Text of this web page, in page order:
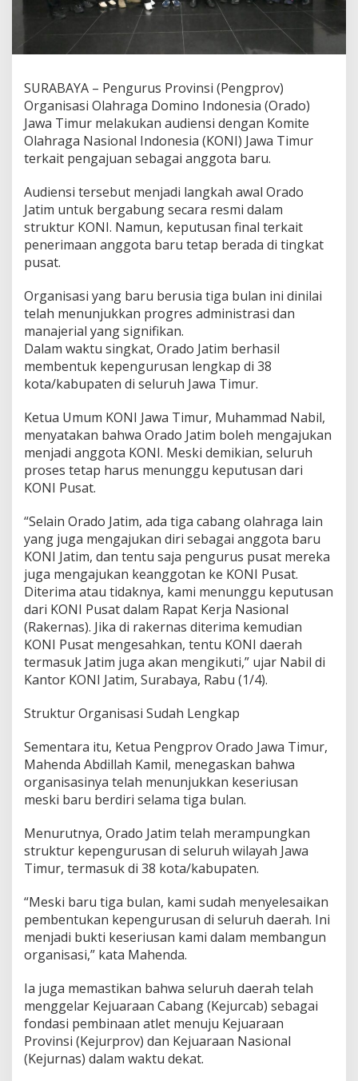
o
J
t
P
e
r
c
a
y
D
i
r
i
A
k
a
n
K
e
a
n
g
o
t
a
a
N
I
SURABAYA – Pengurus Provinsi (Pengprov)
Organisasi Olahraga Domino Indonesia (Orado)
Jawa Timur melakukan audiensi dengan Komite
Olahraga Nasional Indonesia (KONI) Jawa Timur
terkait pengajuan sebagai anggota baru.
Audiensi tersebut menjadi langkah awal Orado
Jatim untuk bergabung secara resmi dalam
struktur KONI. Namun, keputusan final terkait
penerimaan anggota baru tetap berada di tingkat
pusat.
Organisasi yang baru berusia tiga bulan ini dinilai
telah menunjukkan progres administrasi dan
manajerial yang signifikan.
Dalam waktu singkat, Orado Jatim berhasil
membentuk kepengurusan lengkap di 38
kota/kabupaten di seluruh Jawa Timur.
Ketua Umum KONI Jawa Timur, Muhammad Nabil,
menyatakan bahwa Orado Jatim boleh mengajukan
menjadi anggota KONI. Meski demikian, seluruh
proses tetap harus menunggu keputusan dari
KONI Pusat.
“Selain Orado Jatim, ada tiga cabang olahraga lain
yang juga mengajukan diri sebagai anggota baru
KONI Jatim, dan tentu saja pengurus pusat mereka
juga mengajukan keanggotan ke KONI Pusat.
Diterima atau tidaknya, kami menunggu keputusan
dari KONI Pusat dalam Rapat Kerja Nasional
(Rakernas). Jika di rakernas diterima kemudian
KONI Pusat mengesahkan, tentu KONI daerah
termasuk Jatim juga akan mengikuti,” ujar Nabil di
Kantor KONI Jatim, Surabaya, Rabu (1/4).
Struktur Organisasi Sudah Lengkap
Sementara itu, Ketua Pengprov Orado Jawa Timur,
Mahenda Abdillah Kamil, menegaskan bahwa
organisasinya telah menunjukkan keseriusan
meski baru berdiri selama tiga bulan.
Menurutnya, Orado Jatim telah merampungkan
struktur kepengurusan di seluruh wilayah Jawa
Timur, termasuk di 38 kota/kabupaten.
“Meski baru tiga bulan, kami sudah menyelesaikan
pembentukan kepengurusan di seluruh daerah. Ini
menjadi bukti keseriusan kami dalam membangun
organisasi,” kata Mahenda.
Ia juga memastikan bahwa seluruh daerah telah
menggelar Kejuaraan Cabang (Kejurcab) sebagai
fondasi pembinaan atlet menuju Kejuaraan
Provinsi (Kejurprov) dan Kejuaraan Nasional
(Kejurnas) dalam waktu dekat.